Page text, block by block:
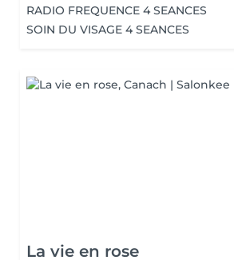
RADIO FREQUENCE 4 SEANCES
SOIN DU VISAGE 4 SEANCES
La vie en rose